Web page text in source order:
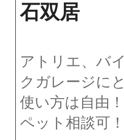
石双居
アトリエ、バイ
クガレージにと
使い方は自由！
ペット相談可！